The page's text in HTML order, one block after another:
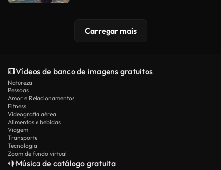
Carregar mais
Vídeos de banco de imagens gratuitos
Natureza
Pessoas
Amor e Relacionamentos
Fitness
Videografia aérea
Alimentos e bebidas
Viagem
Transporte
Tecnologia
Zoom de fundo virtual
Música de catálogo gratuita